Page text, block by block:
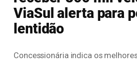
ViaSul alerta para
lentidão
Concessionária indica os